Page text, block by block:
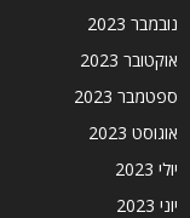
נובמבר 2023
אוקטובר 2023
ספטמבר 2023
אוגוסט 2023
יולי 2023
יוני 2023